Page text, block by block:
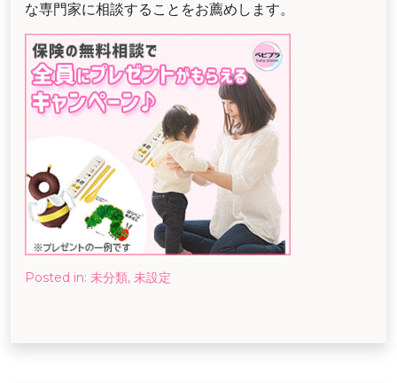
な専門家に相談することをお薦めします。
Posted in: 未分類, 未設定